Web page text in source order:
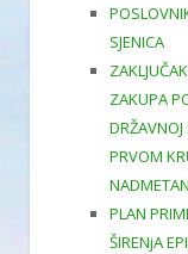
SJENICA
ZAKUPA
DRŽAVNOJ
PRVOM
PLAN
ŠIRENјA